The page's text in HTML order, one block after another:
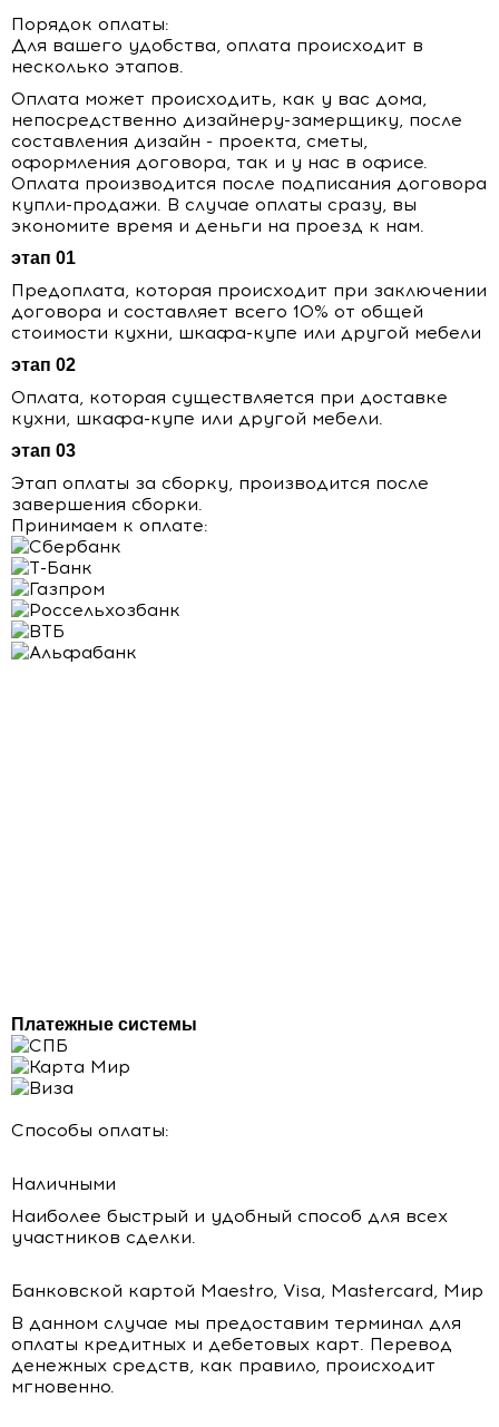
Порядок оплаты:
Для вашего удобства, оплата происходит в
несколько этапов.
Оплата может происходить, как у вас дома,
непосредственно дизайнеру-замерщику, после
составления дизайн - проекта, сметы,
оформления договора, так и у нас в офисе.
Оплата производится после подписания договора
купли-продажи. В случае оплаты сразу, вы
экономите время и деньги на проезд к нам.
этап 01
Предоплата, которая происходит при заключении
договора и составляет всего 10% от общей
стоимости кухни, шкафа-купе или другой мебели
этап 02
Оплата, которая существляется при доставке
кухни, шкафа-купе или другой мебели.
этап 03
Этап оплаты за сборку, производится после
завершения сборки.
Принимаем к оплате:
Платежные системы
Способы оплаты:
Наличными
Наиболее быстрый и удобный способ для всех
участников сделки.
Банковской картой Maestro, Visa, Mastercard, Мир
В данном случае мы предоставим терминал для
оплаты кредитных и дебетовых карт. Перевод
денежных средств, как правило, происходит
мгновенно.